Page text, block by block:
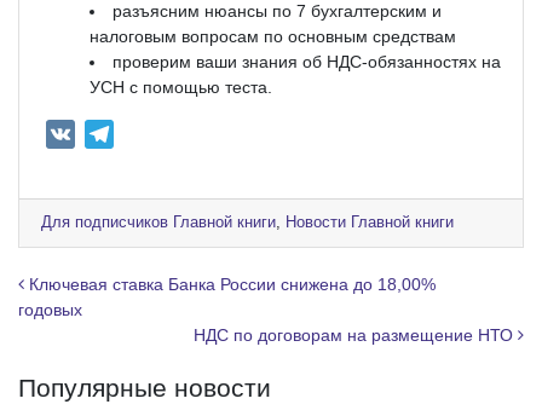
разъясним нюансы по 7 бухгалтерским и
налоговым вопросам по основным средствам
проверим ваши знания об НДС-обязанностях на
УСН с помощью теста.
e
g
r
Для подписчиков Главной книги, Новости Главной книги
Навигация по записям
Ключевая ставка Банка России снижена до 18,00%
годовых
НДС по договорам на размещение НТО
Популярные новости